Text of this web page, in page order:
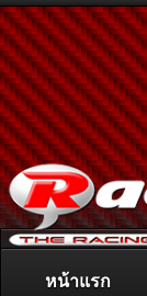
ติดต่อลงโฆษณา
หน้าแรก